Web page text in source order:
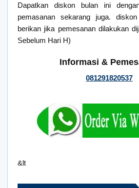
Dapatkan diskon bulan ini
pemasanan sekarang juga.
berikan jika pemesanan dilakukan
Sebelum Hari H)
Informasi &
081291820537
&lt